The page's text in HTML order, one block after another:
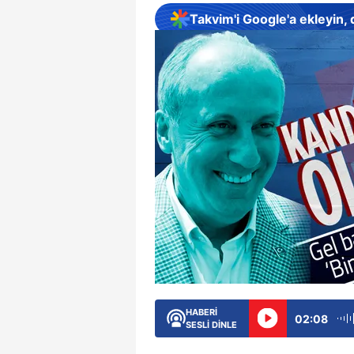
Takvim'i Google'a ekleyin,
HABERİ
SESLİ DİNLE
02:08